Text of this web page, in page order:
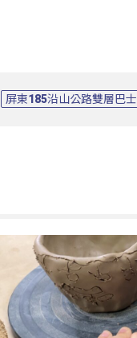
屏東185沿山公路雙層巴士